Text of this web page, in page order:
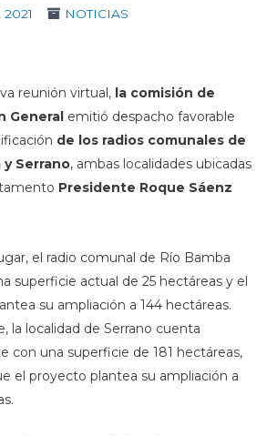
NOTICIAS
reunión virtual, la comisión de
Generalemitió despacho favorable
de los radios comunales de
y Serrano, ambas localidades ubicadas
Presidente Roque Sáenz
el radio comunal de Río Bamba
superficie actual de 25 hectáreas y el
su ampliación a 144 hectáreas.
la localidad de Serrano cuenta
con una superficie de 181 hectáreas,
el proyecto plantea su ampliación a